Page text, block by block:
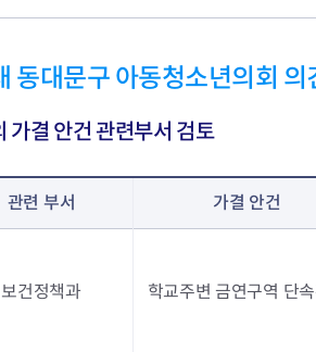
동대문구 아동청소년의회 의
가결 안건 관련부서 검토
관련 부서 가결 안건
보건정책과 학교주변 금연구역 단